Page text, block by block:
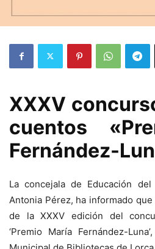
XXXV
cuentos
Fernández-
La concejala de Educación
Antonia Pérez, ha informado
de la XXXV edición del
‘Premio María Fernández-